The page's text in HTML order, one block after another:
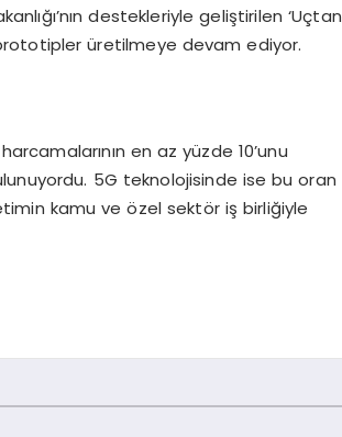
destekleriyle geliştirilen ‘Uçtan
üretilmeye devam ediyor.
en az yüzde 10’unu
5G teknolojisinde ise bu oran
kamu ve özel sektör iş birliğiyle